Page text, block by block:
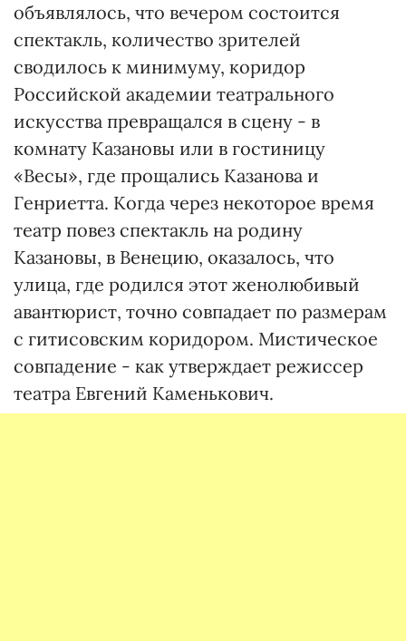
объявлялось, что вечером состоится
спектакль, количество зрителей
сводилось к минимуму, коридор
Российской академии театрального
искусства превращался в сцену - в
комнату Казановы или в гостиницу
«Весы», где прощались Казанова и
Генриетта. Когда через некоторое время
театр повез спектакль на родину
Казановы, в Венецию, оказалось, что
улица, где родился этот женолюбивый
авантюрист, точно совпадает по размерам
с гитисовским коридором. Мистическое
совпадение - как утверждает режиссер
театра Евгений Каменькович.